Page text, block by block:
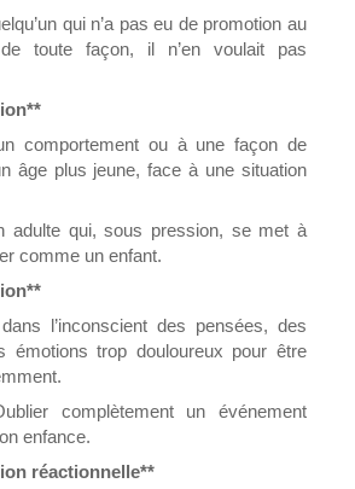
qui n’a pas eu de promotion au
toute façon, il n’en voulait pas
comportement ou à une façon de
âge plus jeune, face à une situation
adulte qui, sous pression, se met à
comme un enfant.
l’inconscient des pensées, des
émotions trop douloureux pour être
complètement un événement
enfance.
réactionnelle**